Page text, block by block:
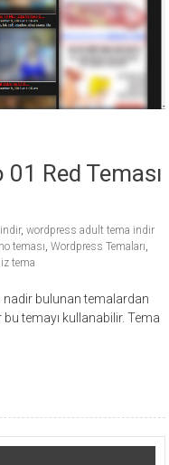
Red Teması
,wordpress adult tema indir
teması ,Wordpress Temaları
tema
nadir bulunan temalardan
temayı kullanabilir. Tema